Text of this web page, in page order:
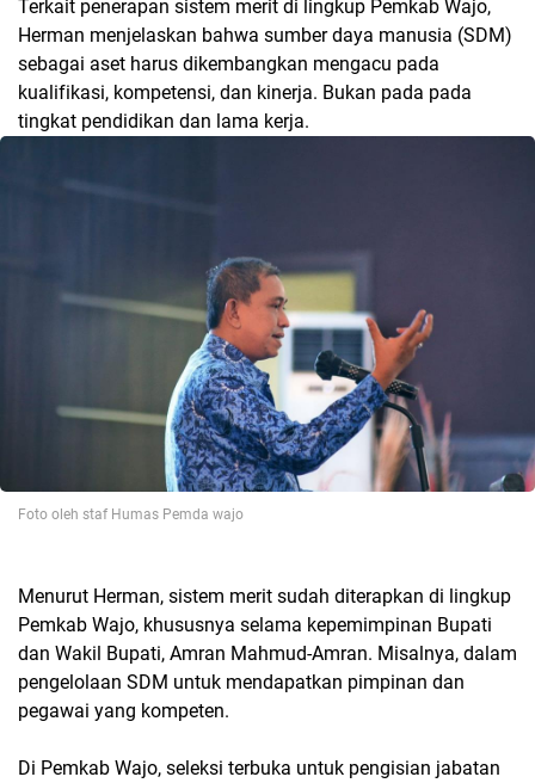
Terkait penerapan sistem merit di lingkup Pemkab Wajo,
Herman menjelaskan bahwa sumber daya manusia (SDM)
sebagai aset harus dikembangkan mengacu pada
kualifikasi, kompetensi, dan kinerja. Bukan pada pada
tingkat pendidikan dan lama kerja.
Foto oleh staf Humas Pemda wajo
Menurut Herman, sistem merit sudah diterapkan di lingkup
Pemkab Wajo, khususnya selama kepemimpinan Bupati
dan Wakil Bupati, Amran Mahmud-Amran. Misalnya, dalam
pengelolaan SDM untuk mendapatkan pimpinan dan
pegawai yang kompeten.
Di Pemkab Wajo, seleksi terbuka untuk pengisian jabatan